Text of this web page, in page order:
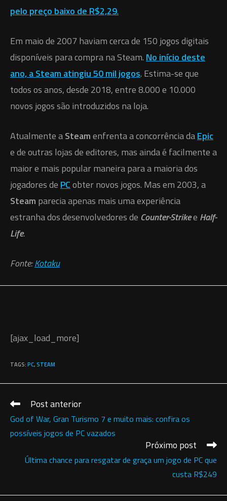
pelo preço baixo de R$2,29.‎
‎Em maio de 2007 haviam cerca de 150 jogos digitais
disponíveis para compra na Steam. ‎ ‎No início deste
ano, a Steam atingiu 50 mil jogos. Estima-se que
todos os anos, desde 2018, entre 8.000 e 10.000
novos jogos são introduzidos na loja.
Atualmente aSteamenfrenta a concorrência daEpic
e de outras lojas de editores, mas ainda é facilmente a
maior e mais popular maneira para a maioria dos
jogadores de PCobter novos jogos. Mas em 2003, a
Steam parecia apenas mais uma experiência
estranha dos desenvolvedores de Counter-Strike‎e‎ Half-
Life. ‎
Fonte:Kotaku
[ajax_load_more]
TAGS:PC,STEAM
Leia
artigos
Post anterior
God of War, Gran Turismo 7 e muito mais: confira os
possíveis jogos de PC vazados
Próximo post
Última chance para resgatar de graça um jogo de PC que
custa R$249